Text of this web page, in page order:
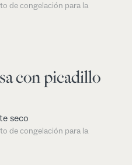
de congelación para la
con picadillo
seco
de congelación para la